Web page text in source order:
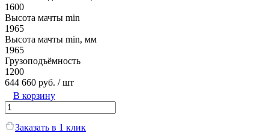
1600
Высота мачты min
1965
Высота мачты min, мм
1965
Грузоподъёмность
1200
644 660 руб. / шт
В корзину
Заказать в 1 клик